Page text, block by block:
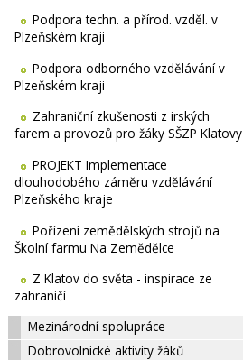
Podpora techn. a přírod. vzděl. v
Plzeňském kraji
Podpora odborného vzdělávání v
Plzeňském kraji
Zahraniční zkušenosti z irských
farem a provozů pro žáky SŠZP Klatovy
PROJEKT Implementace
dlouhodobého záměru vzdělávání
Plzeňského kraje
Pořízení zemědělských strojů na
Školní farmu Na Zemědělce
Z Klatov do světa - inspirace ze
zahraničí
Mezinárodní spolupráce
Dobrovolnické aktivity žáků